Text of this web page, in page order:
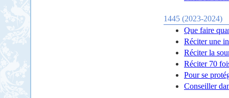
1445 (2023-2024)
Que faire
Réciter une
Réciter la
Réciter 70
Pour se
Conseiller